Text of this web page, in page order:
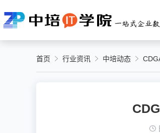
首页 行业资讯 中培动态